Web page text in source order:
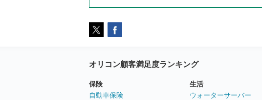
オリコン顧客満足度ランキング
保険
自動車保険
生活
ウォーターサーバー